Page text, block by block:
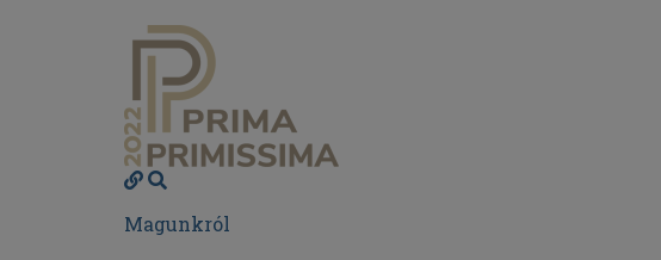
Magunkról